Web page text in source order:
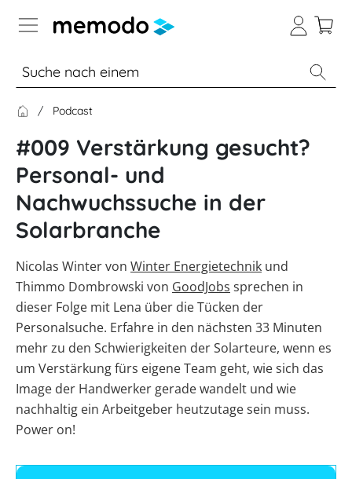
Expertenwissen
Übersicht
Live
Webinare
Webinare
mit
Memodos
Webinare
mit
Herstellern
Webinar
Übersicht
Wissen
Webinare
mit
Memodos
Webinare
mit
E-
Übersicht
Photovoltaik-Wissen
Übersicht
Themenbereiche
PV-
Anlagen
Module
Heimspeicher
Wechselrichter
Unterkonstruktionen
Werkzeuge
Übersicht
Produkt-
Kataloge
Vergleiche
&
Freigabelisten
Förderübersicht
Alle
Sonstiges
PV
Wiki
Unabhängigkeitsrechner
Sektorenkopplung
Gewerbe-Wissen
Themenbereiche
Gewerbespeicher
Großprojekte
Werkzeuge
Übersicht
Gewerbespeicher-
Vergleich
Gewerbewechselrichter-
Vergleich
Wärme-Wissen
Übersicht
Themenbereiche
Heizungs-
Wärmepumpen
Brauchwasser-
Wärmepumpen
Heizstäbe
Infrarotheizsysteme
Werkzeuge
Übersicht
Produkt-
Kataloge
&
Wärmepumpen
Welt
Übersicht
Komplettservice
E-Mobility
Übersicht
Themenbereiche
Wallbox
Ladestationen
Werkzeuge
Übersicht
Kataloge
News
Podcast
Werkzeuge
Podcast
#009 Verstärkung gesucht?
Personal- und
Nachwuchssuche in der
Solarbranche
Nicolas Winter von Winter Energietechnik und
Thimmo Dombrowski von GoodJobs sprechen in
dieser Folge mit Lena über die Tücken der
Personalsuche. Erfahre in den nächsten 33 Minuten
mehr zu den Schwierigkeiten der Solarteure, wenn es
um Verstärkung fürs eigene Team geht, wie sich das
Image der Handwerker gerade wandelt und wie
nachhaltig ein Arbeitgeber heutzutage sein muss.
Power on!